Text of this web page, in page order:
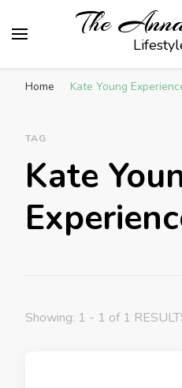
The
Home Kate Young
TAG
Kate
Showing: 1 - 1 of 1